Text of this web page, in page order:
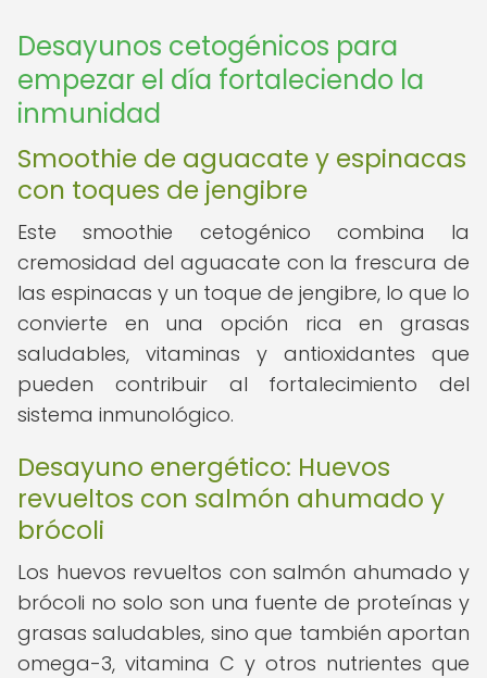
Desayunos cetogénicos para
empezar el día fortaleciendo la
inmunidad
Smoothie de aguacate y espinacas
con toques de jengibre
Este smoothie cetogénico combina la
cremosidad del aguacate con la frescura de
las espinacas y un toque de jengibre, lo que lo
convierte en una opción rica en grasas
saludables, vitaminas y antioxidantes que
pueden contribuir al fortalecimiento del
sistema inmunológico.
Desayuno energético: Huevos
revueltos con salmón ahumado y
brócoli
Los huevos revueltos con salmón ahumado y
brócoli no solo son una fuente de proteínas y
grasas saludables, sino que también aportan
omega-3, vitamina C y otros nutrientes que